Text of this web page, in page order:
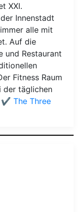
XXI.
Innenstadt
alle mit
Auf die
und Restaurant
Fitness Raum
der täglichen
✔️ The Three